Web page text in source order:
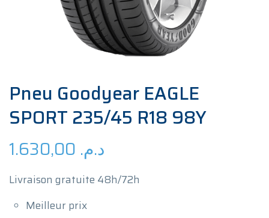
Pneu Goodyear EAGLE
SPORT 235/45 R18 98Y
د.م.
Livraison gratuite 48h/72h
Meilleur prix